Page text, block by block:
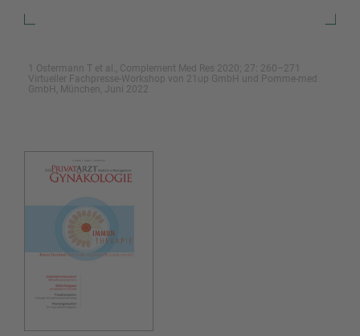
1 Ostermann T et al., Complement Med Res 2020; 27: 260–271
Virtueller Fachpresse-Workshop von 21up GmbH und Pomme-med
GmbH, München, Juni 2022